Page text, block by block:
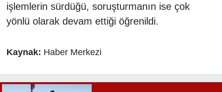
işlemlerin sürdüğü, soruşturmanın ise çok
yönlü olarak devam ettiği öğrenildi.
Kaynak: Haber Merkezi